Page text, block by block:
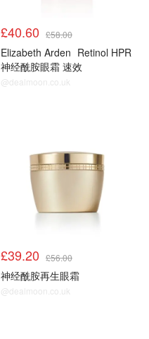
£40.60 £58.00
Elizabeth Arden Retinol HPR
神经酰胺眼霜 速效
@dealmoon.co.uk
£39.20 £56.00
神经酰胺再生眼霜
@dealmoon.co.uk